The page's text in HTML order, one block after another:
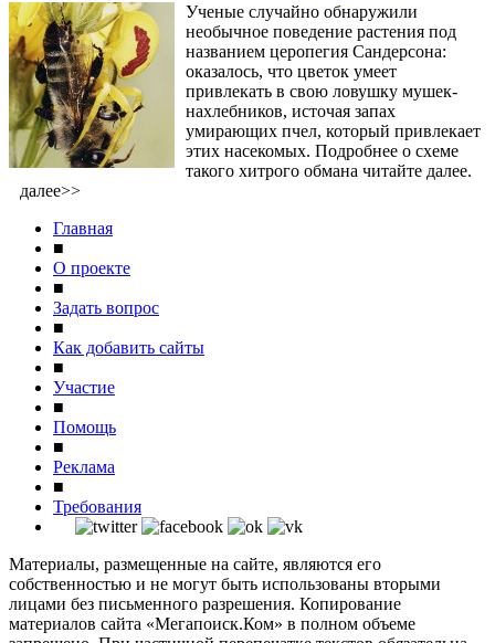
Ученые случайно обнаружили
необычное поведение растения под
названием церопегия Сандерсона:
оказалось, что цветок умеет
привлекать в свою ловушку мушек-
нахлебников, источая запах
умирающих пчел, который привлекает
этих насекомых. Подробнее о схеме
такого хитрого обмана читайте далее.
далее>>
Главная
■
О проекте
■
Задать вопрос
■
Как добавить сайты
■
Участие
■
Помощь
■
Реклама
■
Требования
Материалы, размещенные на сайте, являются его
собственностью и не могут быть использованы вторыми
лицами без письменного разрешения. Копирование
материалов сайта «Мегапоиск.Ком» в полном объеме